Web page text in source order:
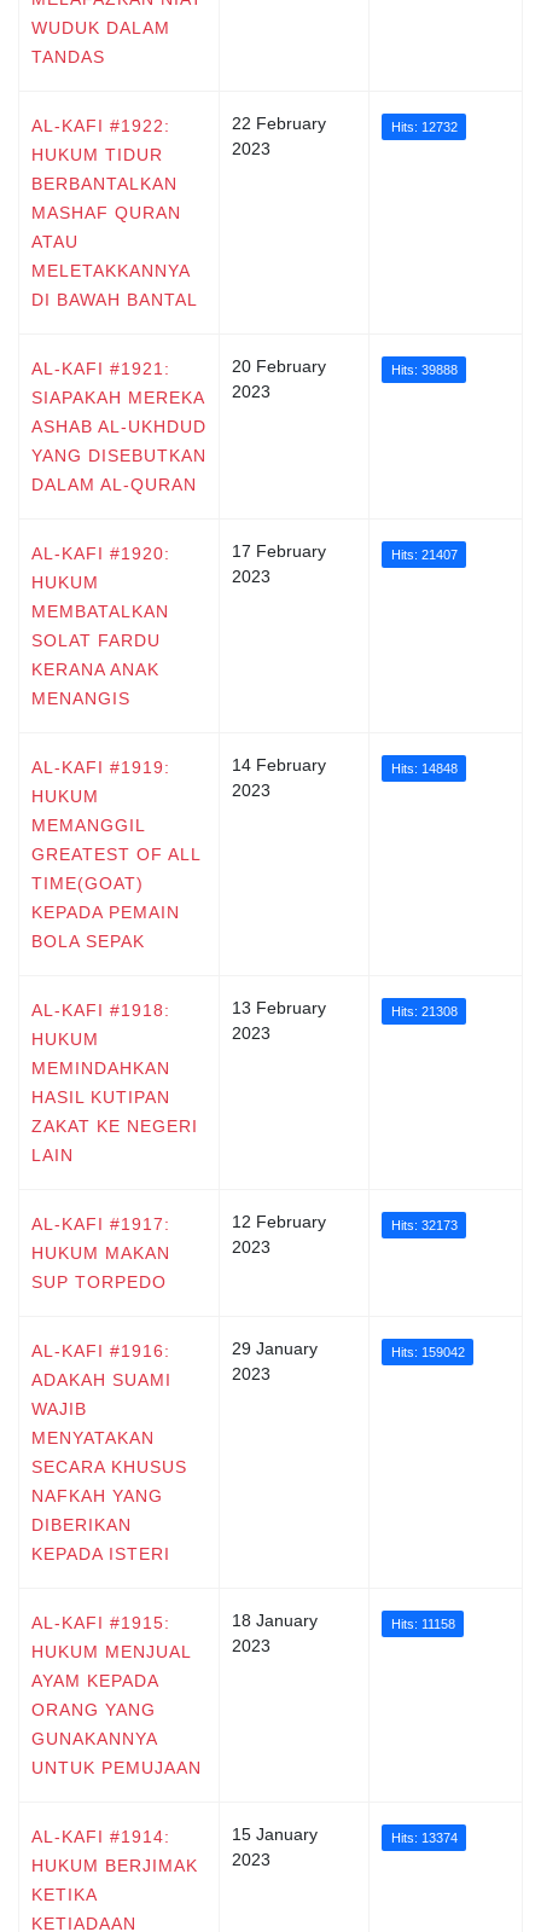
WUDUK DALAM
TANDAS
AL-KAFI #1922:
HUKUM TIDUR
BERBANTALKAN
MASHAF QURAN
ATAU
MELETAKKANNYA
DI BAWAH BANTAL
22 February
2023
Hits: 12732
AL-KAFI #1921:
SIAPAKAH MEREKA
ASHAB AL-UKHDUD
YANG DISEBUTKAN
DALAM AL-QURAN
20 February
2023
Hits: 39888
AL-KAFI #1920:
HUKUM
MEMBATALKAN
SOLAT FARDU
KERANA ANAK
MENANGIS
17 February
2023
Hits: 21407
AL-KAFI #1919:
HUKUM
MEMANGGIL
GREATEST OF ALL
TIME(GOAT)
KEPADA PEMAIN
BOLA SEPAK
14 February
2023
Hits: 14848
AL-KAFI #1918:
HUKUM
MEMINDAHKAN
HASIL KUTIPAN
ZAKAT KE NEGERI
LAIN
13 February
2023
Hits: 21308
AL-KAFI #1917:
HUKUM MAKAN
SUP TORPEDO
12 February
2023
Hits: 32173
AL-KAFI #1916:
ADAKAH SUAMI
WAJIB
MENYATAKAN
SECARA KHUSUS
NAFKAH YANG
DIBERIKAN
KEPADA ISTERI
29 January
2023
Hits: 159042
AL-KAFI #1915:
HUKUM MENJUAL
AYAM KEPADA
ORANG YANG
GUNAKANNYA
UNTUK PEMUJAAN
18 January
2023
Hits: 11158
AL-KAFI #1914:
HUKUM BERJIMAK
KETIKA
KETIADAAN
15 January
2023
Hits: 13374